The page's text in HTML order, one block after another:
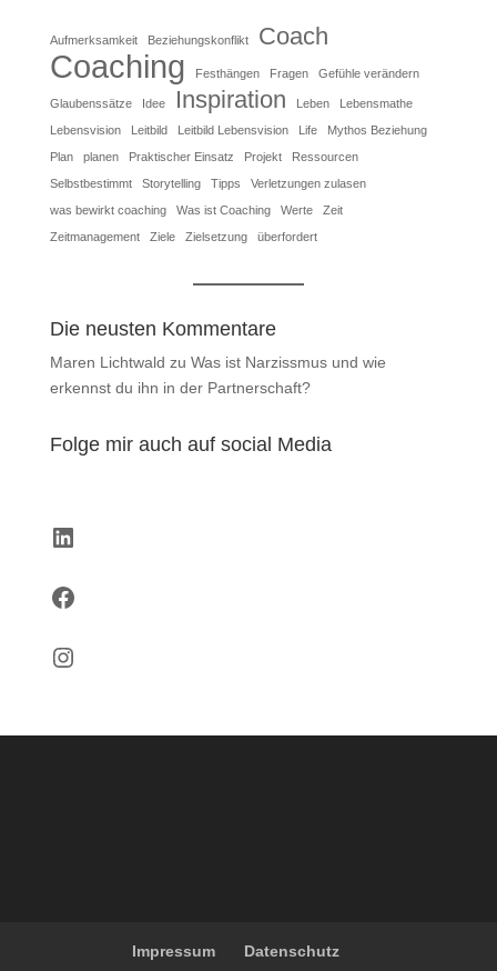
Aufmerksamkeit Beziehungskonflikt Coach
Coaching Festhängen Fragen Gefühle verändern
Glaubenssätze Idee Inspiration Leben
Lebensmathe
Lebensvision
Leitbild Leitbild Lebensvision Life
Mythos Beziehung
Plan
planen Praktischer Einsatz Projekt
Ressourcen
Selbstbestimmt
Storytelling Tipps
Verletzungen zulasen
was bewirkt coaching
Was ist Coaching Werte
Zeit
Zeitmanagement
Ziele Zielsetzung überfordert
Die neusten Kommentare
Maren Lichtwald zu Was ist Narzissmus und wie
erkennst du ihn in der Partnerschaft?
Folge mir auch auf social Media
LinkedIn
Facebook
Instagram
Impressum Datenschutz